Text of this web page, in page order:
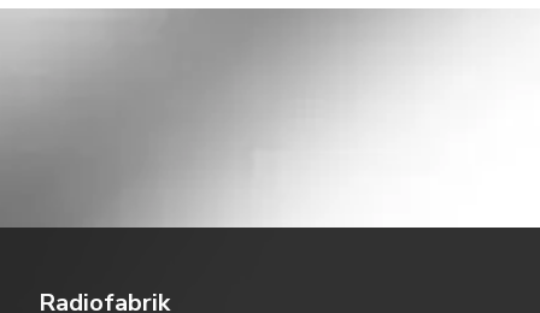
Radiofabrik